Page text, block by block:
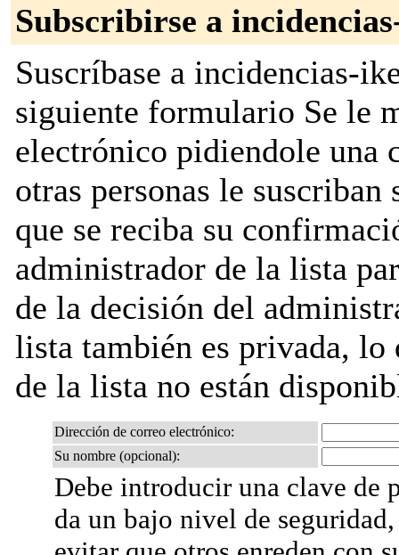
Subscribirse a
Suscríbase a incidencias-
siguiente formulario Se le
electrónico pidiendole una
otras personas le
que se reciba su
administrador de la lista
de la decisión del
lista también es privada,
de la lista no están
Dirección de correo electrónico:
Su nombre (opcional):
Debe introducir una clave de
da un bajo nivel de